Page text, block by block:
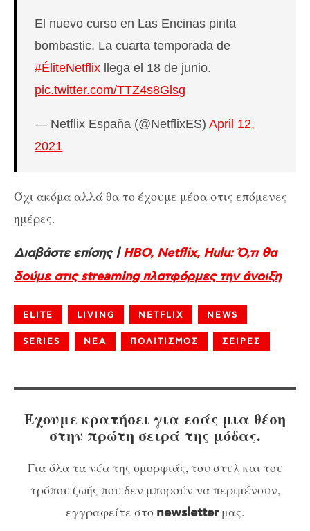
El nuevo curso en Las Encinas pinta
bombastic. La cuarta temporada de
#ÉliteNetflix llega el 18 de junio.
pic.twitter.com/TTZ4s8Glsg
— Netflix España (@NetflixES)April 12,
2021
Όχι ακόμα αλλά θα το έχουμε μέσα στις επόμενες
ημέρες.
Διαβάστε επίσης |HBO, Netflix, Hulu: Ό,τι θα
δούμε στις streaming πλατφόρμες την άνοιξη
ELITE LIVING NETFLIX NEWS
SERIES ΝΕΑ ΠΟΛΙΤΙΣΜΟΣ ΣΕΙΡΕΣ
Έχουμε κρατήσει για εσάς μια θέση
στην πρώτη σειρά της μόδας.
Για όλα τα νέα της ομορφιάς, του στυλ και του
τρόπου ζωής που δεν μπορούν να περιμένουν,
εγγραφείτε στο newsletterμας.